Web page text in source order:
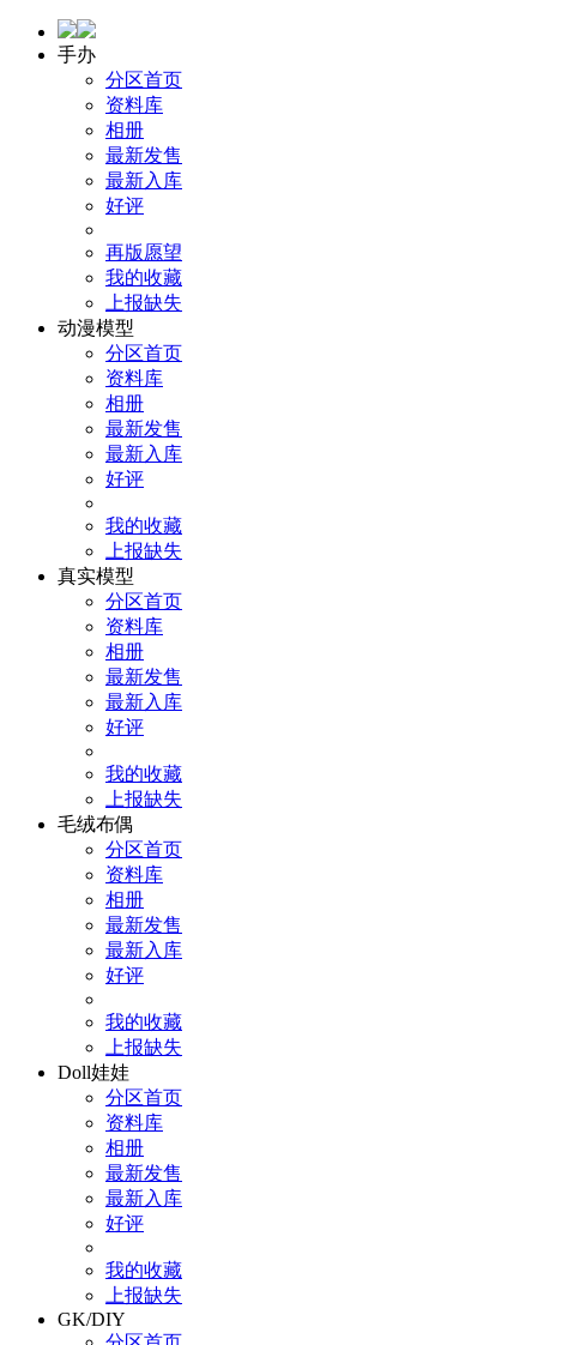
手办
分区首页
资料库
相册
最新发售
最新入库
好评
再版愿望
我的收藏
上报缺失
动漫模型
分区首页
资料库
相册
最新发售
最新入库
好评
我的收藏
上报缺失
真实模型
分区首页
资料库
相册
最新发售
最新入库
好评
我的收藏
上报缺失
毛绒布偶
分区首页
资料库
相册
最新发售
最新入库
好评
我的收藏
上报缺失
Doll娃娃
分区首页
资料库
相册
最新发售
最新入库
好评
我的收藏
上报缺失
GK/DIY